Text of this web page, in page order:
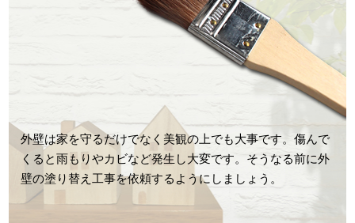
外壁は家を守るだけでなく美観の上でも大事です。傷んで
くると雨もりやカビなど発生し大変です。そうなる前に外
壁の塗り替え工事を依頼するようにしましょう。